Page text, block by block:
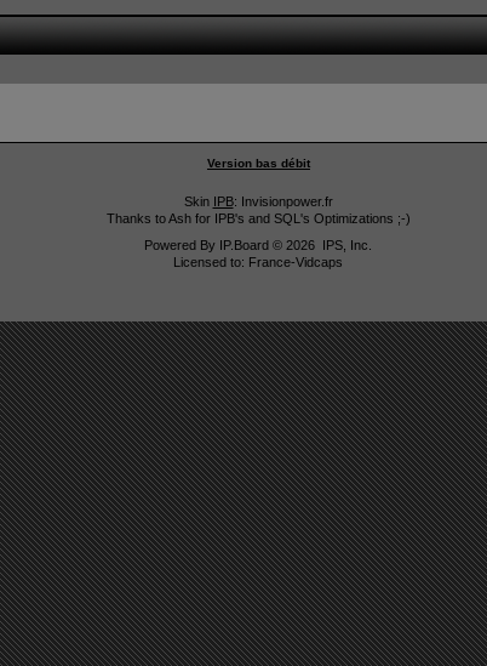
Version bas débit
Skin IPB: Invisionpower.fr
Thanks to Ash for IPB's and SQL's Optimizations ;-)
Powered By IP.Board © 2026 IPS, Inc
Licensed to: France-Vidcaps